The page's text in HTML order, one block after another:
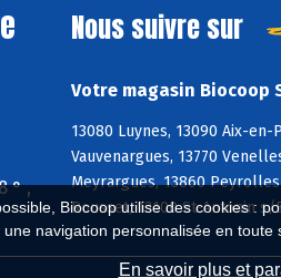
Biocoop utilise des cookies :
navigation personnalisée en
En savoir plus et
° ,
Nous suivre sur
Votre magasin Biocoop
13080 Luynes, 13090 Aix-
Vauvenargues, 13770
Meyrargues, 13860
Rousset, 13100 St-Antonin s/